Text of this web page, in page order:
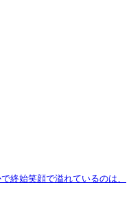
終始笑顔で溢れているのは、